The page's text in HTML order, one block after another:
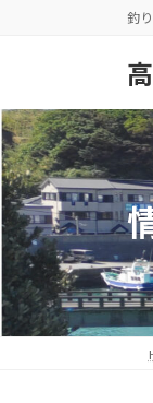
ツ
へ
ス
キ
ッ
プ
シ
ョ
ン
に
移
動
釣